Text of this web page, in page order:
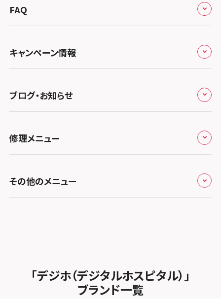
スマホスピタル 高崎
スマホスピタル鴻巣
スマホスピタル テルル三芳
スマホスピタル 熊谷
スマホスピタル ゲオデジタルベース川口元郷
スマホスピタル埼玉大宮
スマホスピタル テルル蒲生
スマホスピタル テルル新越谷
スマホスピタル テルル草加花栗
スマホスピタル テルル東川口
スマホスピタル テルル松戸五香
スマホスピタルアル・プラザ小松
スマホスピタル 北陸総合修理センター
スマホスピタル 長野
東海
スマホスピタル岐阜
スマホスピタル 浜松
スマホスピタル静岡パルコ
スマホスピタル 藤枝
スマホスピタル名古屋駅前
スマホスピタル名古屋金山
スマホスピタル 大府
スマホスピタル 西枇杷島
スマホスピタル 尾張旭
スマホスピタル平和が丘
スマホスピタル春日井勝川
関西
スマホスピタル 大阪梅田
スマホスピタル by デジホ 梅田地下（うめちか）
スマホスピタル京橋
スマホスピタル by デジホ天王寺ミオ
スマホスピタル難波
スマホスピタルイオンタウン茨木太田
スマホスピタル住道オペラパーク
スマホスピタル東大阪ロンモール布施
中国・四国
スマホスピタル岡山駅前
スマホスピタル西条
スマホスピタル by デジホ マークイズ福岡もも
ち
スマホスピタル福岡天神
スマホスピタル熊本下通
スマホスピタル GODOモバイル大分府内町
総務省登録業者
特定商取引法に関する表記
プライバシーポリシー
郵送修理依頼
郵送修理の流れ
FAQ
キャンペーン情報
キャンペーン一覧
ブログ・お知らせ
お知らせ
修理メニュー
iPhone修理メニュー
MacBook修理メニュー
その他のメニュー
FCNTスマートフォン修理
「デジホ（デジタルホスピタル）」
ブランド一覧